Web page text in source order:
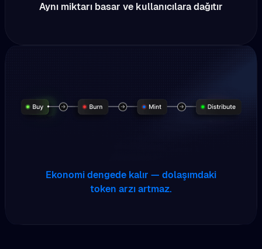
Aynı miktarı basar ve kullanıcılara dağıtır
Ekonomi dengede kalır — dolaşımdaki
token arzı artmaz.